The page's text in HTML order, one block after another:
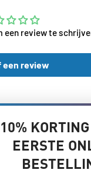
een review te
review
10%
EERSTE